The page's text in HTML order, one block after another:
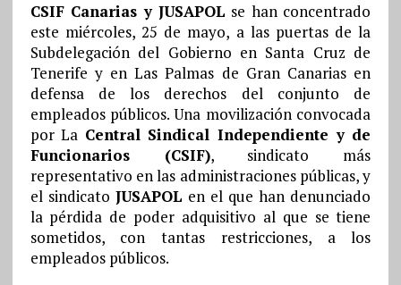
CSIF Canarias y JUSAPOL se han concentrado
este miércoles, 25 de mayo, a las puertas de la
Subdelegación del Gobierno en Santa Cruz de
Tenerife y en Las Palmas de Gran Canarias en
defensa de los derechos del conjunto de
empleados públicos. Una movilización convocada
por La Central Sindical Independiente y de
Funcionarios (CSIF), sindicato más
representativo en las administraciones públicas, y
el sindicato JUSAPOL en el que han denunciado
la pérdida de poder adquisitivo al que se tiene
sometidos, con tantas restricciones, a los
empleados públicos.